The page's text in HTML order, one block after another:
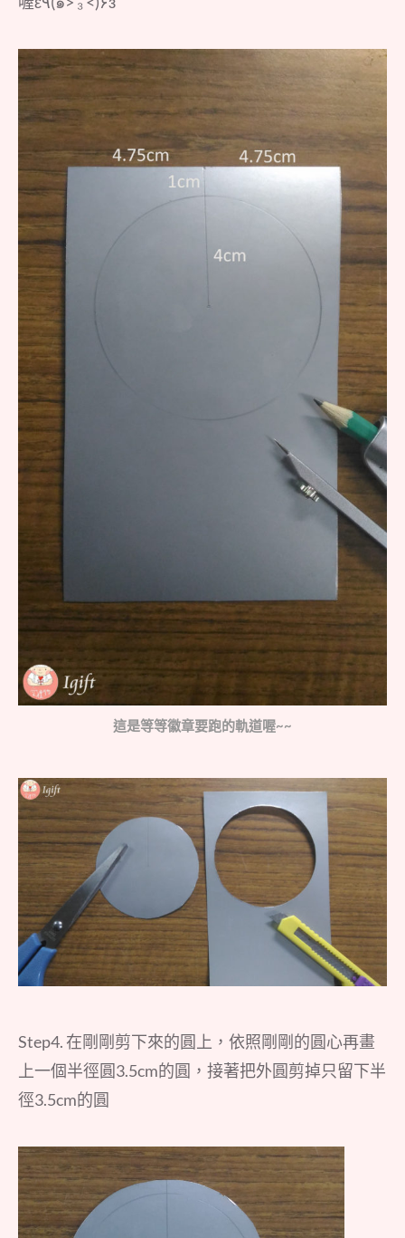
這是等等徽章要跑的軌道喔~~
Step4. 在剛剛剪下來的圓上，依照剛剛的圓心再畫
上一個半徑圓3.5cm的圓，接著把外圓剪掉只留下半
徑3.5cm的圓